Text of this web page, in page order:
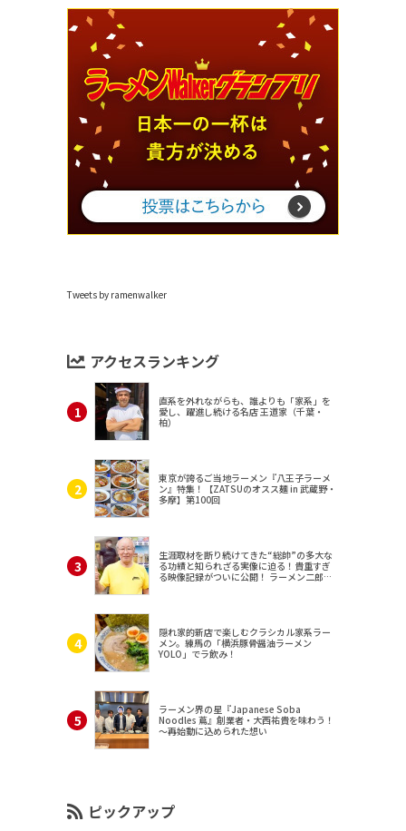
Tweets by ramenwalker
アクセスランキング
直系を外れながらも、誰よりも「家系」を
愛し、躍進し続ける名店 王道家（千葉・
柏）
東京が誇るご当地ラーメン『八王子ラーメ
ン』特集！【ZATSUのオスス麺 in 武蔵野・
多摩】第100回
生涯取材を断り続けてきた“総帥”の多大な
る功績と知られざる実像に迫る！貴重すぎ
る映像記録がついに公開！ ラーメン二郎
隠れ家的新店で楽しむクラシカル家系ラー
メン。練馬の「横浜豚骨醤油ラーメン
YOLO」でラ飲み！
ラーメン界の星『Japanese Soba
Noodles 蔦』創業者・大西祐貴を味わう！
～再始動に込められた想い
ピックアップ